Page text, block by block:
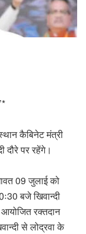
कैबिनेट मंत्री
दौरे पर रहेंगे।
09 जुलाई को
बजे खिवान्दी
रक्तदान
से लोद्रवा के